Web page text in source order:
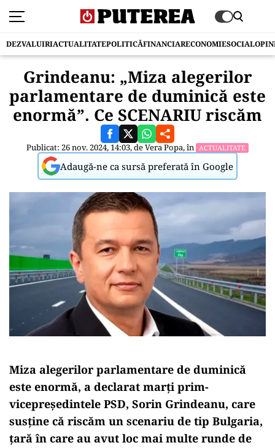
DEZVALUIRIACTUALITATEPOLITICĂFINANCIARECONOMIESOCIAL
Grindeanu: „Miza alegerilor
parlamentare de duminică este
enormă”. Ce SCENARIU riscăm
Publicat: 26 nov. 2024, 14:03, deVera Popa, în ACTUALITATE
Adaugă-ne ca sursă preferată în Google
Miza alegerilor parlamentare de duminică
este enormă, a declarat marți prim-
vicepreședintele PSD, Sorin Grindeanu, care
susține că riscăm un scenariu de tip Bulgaria,
țară în care au avut loc mai multe runde de